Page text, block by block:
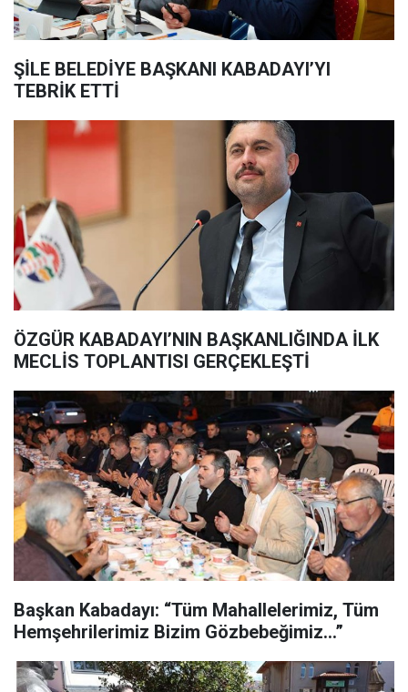
ŞİLE BELEDİYE BAŞKANI KABADAYI’YI
TEBRİK ETTİ
ÖZGÜR KABADAYI’NIN BAŞKANLIĞINDA İLK
MECLİS TOPLANTISI GERÇEKLEŞTİ
Başkan Kabadayı: “Tüm Mahallelerimiz, Tüm
Hemşehrilerimiz Bizim Gözbebeğimiz…”